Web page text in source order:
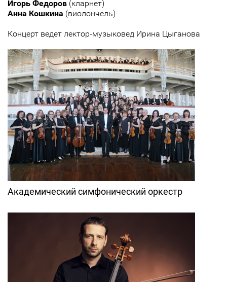
Игорь Федоров (кларнет)
Анна Кошкина (виолончель)
Концерт ведет лектор-музыковед Ирина Цыганова
Академический симфонический оркестр